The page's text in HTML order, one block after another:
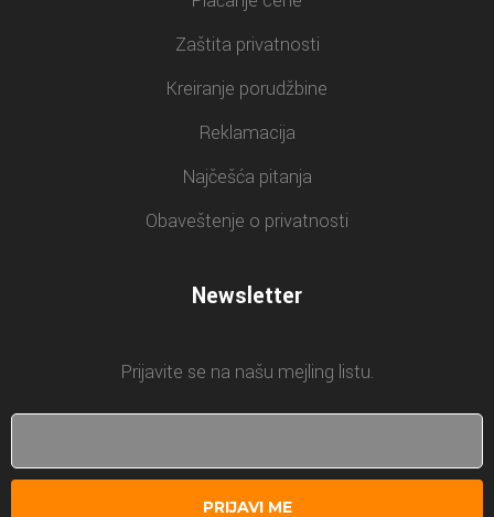
Zaštita privatnosti
Kreiranje porudžbine
Reklamacija
Najčešća pitanja
Obaveštenje o privatnosti
Newsletter
Prijavite se na našu mejling listu.
PRIJAVI ME